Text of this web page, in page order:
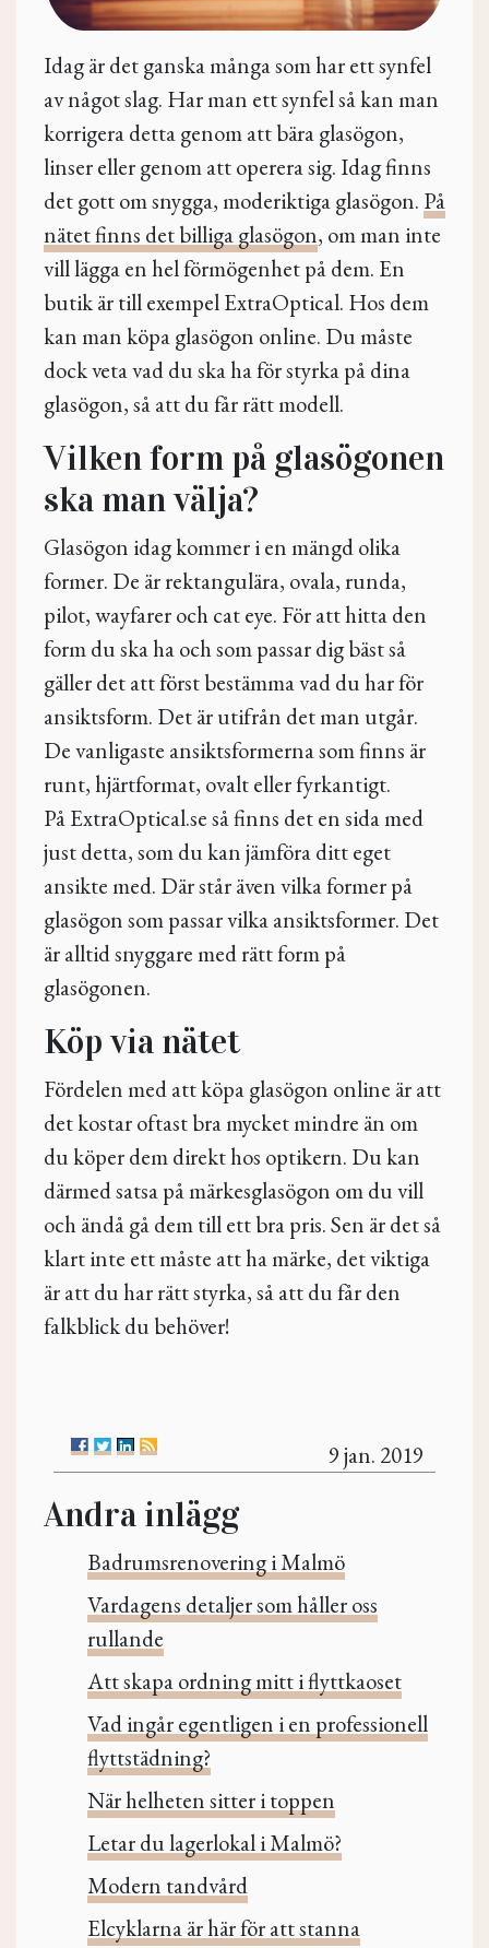
Idag är det ganska många som har ett synfel
av något slag. Har man ett synfel så kan man
korrigera detta genom att bära glasögon,
linser eller genom att operera sig. Idag finns
det gott om snygga, moderiktiga glasögon. På
nätet finns det billiga glasögon, om man inte
vill lägga en hel förmögenhet på dem. En
butik är till exempel ExtraOptical. Hos dem
kan man köpa glasögon online. Du måste
dock veta vad du ska ha för styrka på dina
glasögon, så att du får rätt modell.
Vilken form på glasögonen
ska man välja?
Glasögon idag kommer i en mängd olika
former. De är rektangulära, ovala, runda,
pilot, wayfarer och cat eye. För att hitta den
form du ska ha och som passar dig bäst så
gäller det att först bestämma vad du har för
ansiktsform. Det är utifrån det man utgår.
De vanligaste ansiktsformerna som finns är
runt, hjärtformat, ovalt eller fyrkantigt.
På ExtraOptical.se så finns det en sida med
just detta, som du kan jämföra ditt eget
ansikte med. Där står även vilka former på
glasögon som passar vilka ansiktsformer. Det
är alltid snyggare med rätt form på
glasögonen.
Köp via nätet
Fördelen med att köpa glasögon online är att
det kostar oftast bra mycket mindre än om
du köper dem direkt hos optikern. Du kan
därmed satsa på märkesglasögon om du vill
och ändå gå dem till ett bra pris. Sen är det så
klart inte ett måste att ha märke, det viktiga
är att du har rätt styrka, så att du får den
falkblick du behöver!
9 jan. 2019
Andra inlägg
Badrumsrenovering i Malmö
Vardagens detaljer som håller oss
rullande
Att skapa ordning mitt i flyttkaoset
Vad ingår egentligen i en professionell
flyttstädning?
När helheten sitter i toppen
Letar du lagerlokal i Malmö?
Modern tandvård
Elcyklarna är här för att stanna